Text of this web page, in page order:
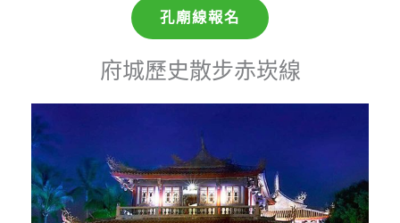
孔廟線報名
府城歷史散步赤崁線